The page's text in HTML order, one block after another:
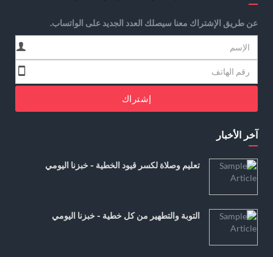
عن طريق الإشتراك معنا سيصلك العدد الجديد على الواتساب.
إشتراك
آخر الأخبار
تعليم وصلاة لكسر قيود الخطية - خبزنا اليومي
التوبة والتطهير من كل خطية - خبزنا اليومي